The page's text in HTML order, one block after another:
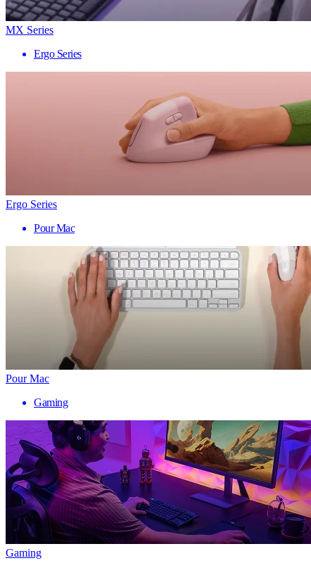
MX Series
Ergo Series
Ergo Series
Pour Mac
Pour Mac
Gaming
Gaming